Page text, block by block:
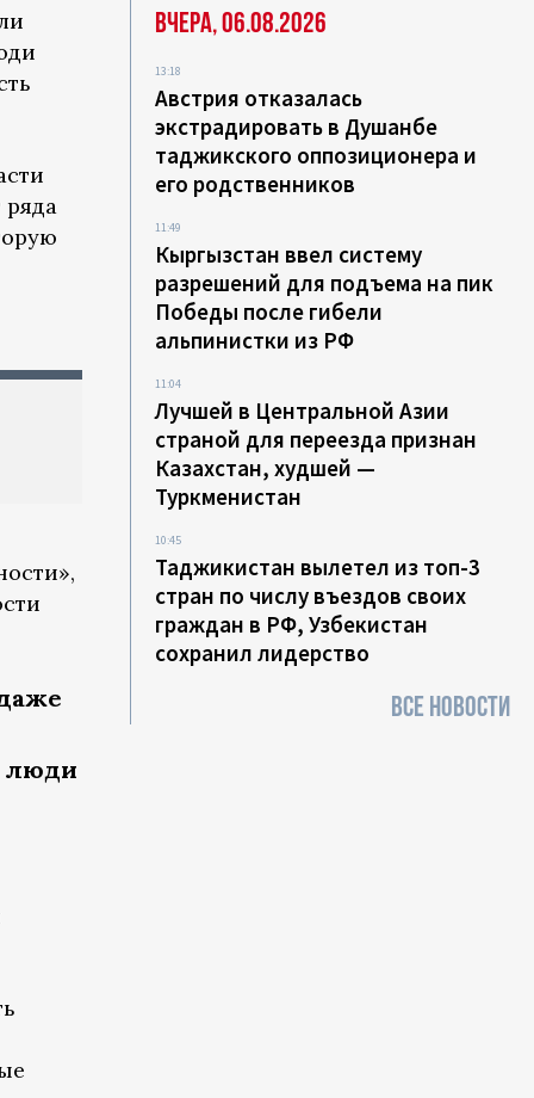
ряда
люди
Вчера, 06.08.2026
13:18
Австрия отказалась
экстрадировать в Душанбе
таджикского оппозиционера и
его родственников
11:49
Кыргызстан ввел систему
разрешений для подъема на пик
Победы после гибели
альпинистки из РФ
11:04
Лучшей в Центральной Азии
страной для переезда признан
Казахстан, худшей —
Туркменистан
10:45
Таджикистан вылетел из топ-3
стран по числу въездов своих
граждан в РФ, Узбекистан
сохранил лидерство
ВСЕ НОВОСТИ